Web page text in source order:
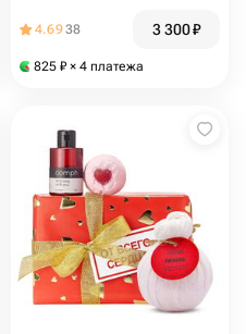
4.6938 3 300₽
825 ₽ × 4 платежа